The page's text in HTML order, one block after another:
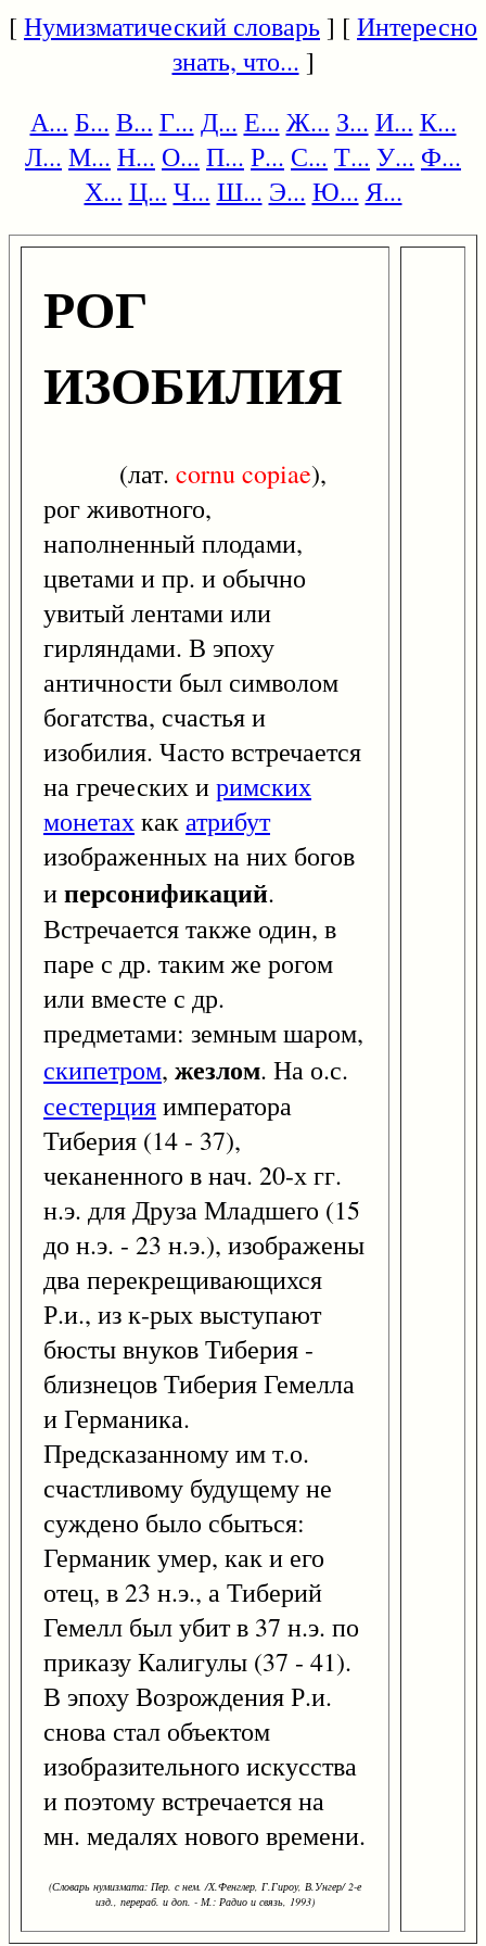
[Нумизматический словарь] [Интересно
знать, что... ]
А... Б... В... Г... Д... Е... Ж... З... И... К...
Л... М... Н... О... П... Р... С... Т... У... Ф...
Х... Ц... Ч... Ш... Э... Ю... Я...
РОГ
ИЗОБИЛИЯ
(лат. cornucopiae),
рог животного,
наполненный плодами,
цветами и пр. и обычно
увитый лентами или
гирляндами. В эпоху
античности был символом
богатства, счастья и
изобилия. Часто встречается
на греческих иримских
монетахкакатрибут
изображенных на них богов
иперсонификаций.
Встречается также один, в
паре с др. таким же рогом
или вместе с др.
предметами: земным шаром,
скипетром, жезлом. На о.с.
сестерцияимператора
Тиберия (14 - 37),
чеканенного в нач. 20-х гг.
н.э. для Друза Младшего (15
до н.э. - 23 н.э.), изображены
два перекрещивающихся
Р.и., из к-рых выступают
бюсты внуков Тиберия -
близнецов Тиберия Гемелла
и Германика.
Предсказанному им т.о.
счастливому будущему не
суждено было сбыться:
Германик умер, как и его
отец, в 23 н.э., а Тиберий
Гемелл был убит в 37 н.э. по
приказу Калигулы (37 - 41).
В эпоху Возрождения Р.и.
снова стал объектом
изобразительного искусства
и поэтому встречается на
мн. медалях нового времени.
(Словарь нумизмата: Пер. с нем. /Х.Фенглер, Г.Гироу, В.Унгер/ 2-е
изд., перераб. и доп. - М.: Радио и связь, 1993)